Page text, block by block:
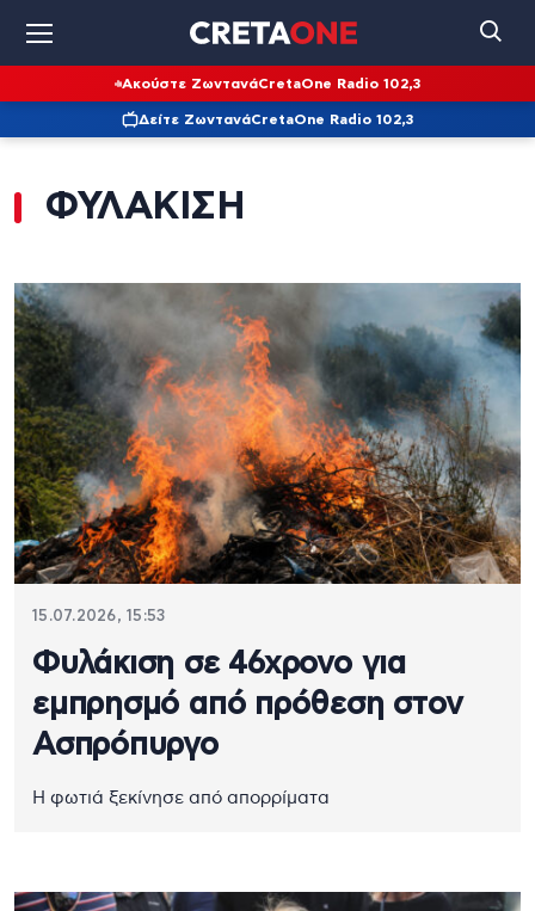
Ακούστε ΖωντανάCretaOne Radio 102,3
Δείτε ΖωντανάCretaOne Radio 102,3
ΦΥΛΑΚΙΣΗ
15.07.2026, 15:53
Φυλάκιση σε 46χρονο για
εμπρησμό από πρόθεση στον
Ασπρόπυργο
Η φωτιά ξεκίνησε από απορρίματα